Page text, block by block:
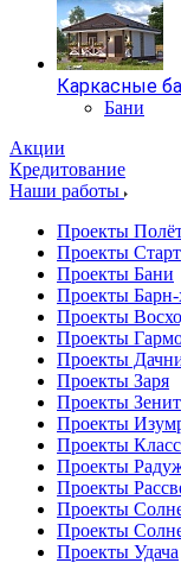
Каркасные
Бани
Акции
Кредитование
Наши работы
Проекты
Проекты Старт
Проекты Бани
Проекты Барн-
Проекты
Проекты
Проекты
Проекты Заря
Проекты Зенит
Проекты
Проекты
Проекты
Проекты
Проекты
Проекты
Проекты Удача